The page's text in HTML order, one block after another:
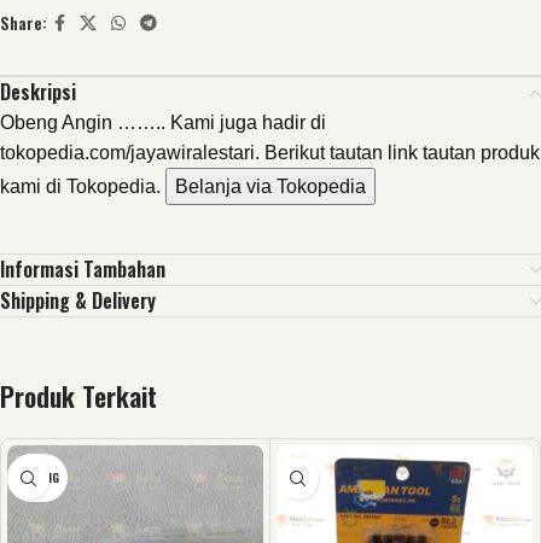
Share:
Deskripsi
Obeng Angin …….. Kami juga hadir di
tokopedia.com/jayawiralestari. Berikut tautan link tautan produk
kami di Tokopedia.
Belanja via Tokopedia
Informasi Tambahan
Shipping & Delivery
Produk Terkait
KOSONG